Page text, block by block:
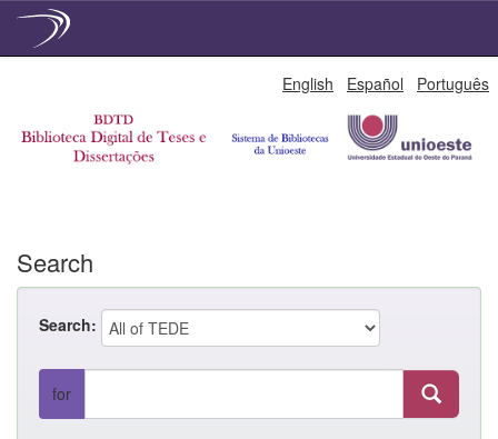
English Español Português
Search
Search:
for